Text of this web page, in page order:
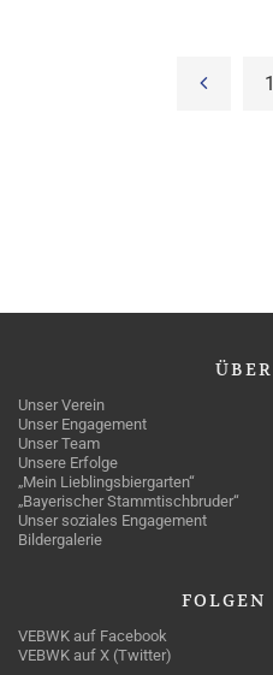
1
ÜBER
Unser Verein
Unser Engagement
Unser Team
Unsere Erfolge
„Mein Lieblingsbiergarten“
„Bayerischer Stammtischbruder“
Unser soziales Engagement
Bildergalerie
FOLGEN
VEBWK auf Facebook
VEBWK auf X (Twitter)